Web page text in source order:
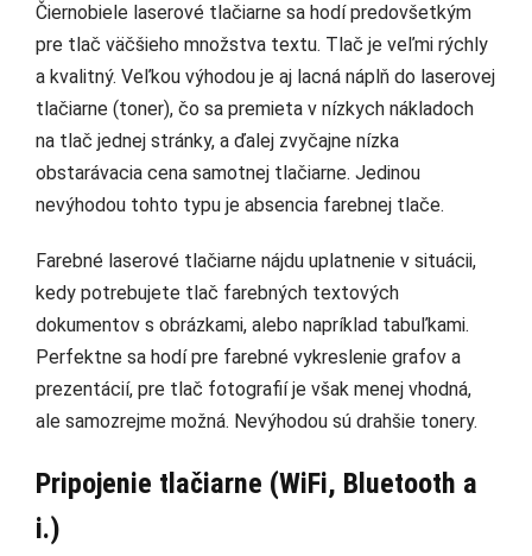
Čiernobiele laserové tlačiarne sa hodí predovšetkým
pre tlač väčšieho množstva textu. Tlač je veľmi rýchly
a kvalitný. Veľkou výhodou je aj lacná náplň do laserovej
tlačiarne (toner), čo sa premieta v nízkych nákladoch
na tlač jednej stránky, a ďalej zvyčajne nízka
obstarávacia cena samotnej tlačiarne. Jedinou
nevýhodou tohto typu je absencia farebnej tlače.
Farebné laserové tlačiarne nájdu uplatnenie v situácii,
kedy potrebujete tlač farebných textových
dokumentov s obrázkami, alebo napríklad tabuľkami.
Perfektne sa hodí pre farebné vykreslenie grafov a
prezentácií, pre tlač fotografií je však menej vhodná,
ale samozrejme možná. Nevýhodou sú drahšie tonery.
Pripojenie tlačiarne (WiFi, Bluetooth a
i.)